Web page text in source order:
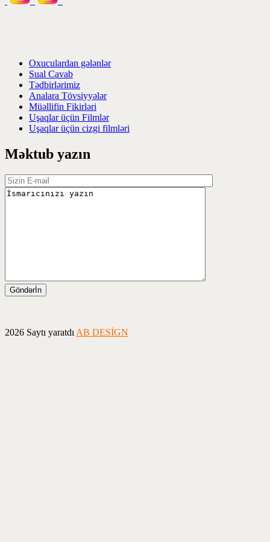
Oxuculardan gələnlər
Sual Cavab
Tədbirlərimiz
Analara Tövsiyyələr
Müəllifin Fikirləri
Uşaqlar üçün Filmlər
Uşaqlar üçün cizgi filmləri
Məktub yazın
2026 Saytı yaratdı AB DESİGN